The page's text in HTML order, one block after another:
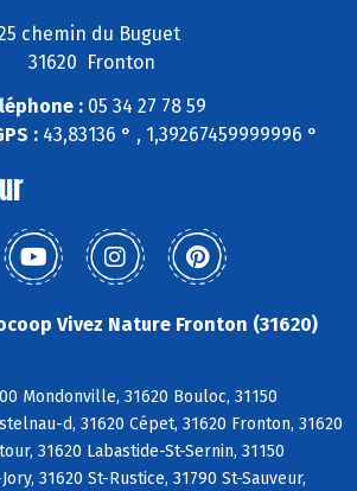
chemin du Buguet
31620 Fronton
:05 34 27 78 59
: 43,83136 ° , 1,39267459999996 °
Vivez Nature Fronton (31620)
Mondonville, 31620 Bouloc, 31150
d, 31620 Cépet, 31620 Fronton, 31620
31620 Labastide-St-Sernin, 31150
31620 St-Rustice, 31790 St-Sauveur,